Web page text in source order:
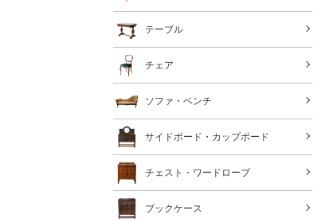
テーブル
チェア
ソファ・ベンチ
サイドボード・カップボード
チェスト・ワードローブ
ブックケース